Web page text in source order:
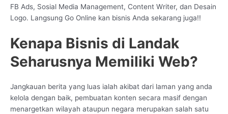
FB Ads, Sosial Media Management, Content Writer, dan Desain
Logo. Langsung Go Online kan bisnis Anda sekarang juga!!
Kenapa Bisnis di Landak
Seharusnya Memiliki Web?
Jangkauan berita yang luas ialah akibat dari laman yang anda
kelola dengan baik, pembuatan konten secara masif dengan
menargetkan wilayah ataupun negara merupakan salah satu